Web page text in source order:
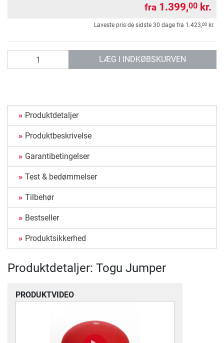
fra 1.399,00 kr.
Laveste pris de sidste 30 dage fra 1.423,00 kr.
LÆG I INDKØBSKURVEN
Produktdetaljer
Produktbeskrivelse
Garantibetingelser
Test & bedømmelser
Tilbehør
Bestseller
Produktsikkerhed
Produktdetaljer: Togu Jumper
PRODUKTVIDEO